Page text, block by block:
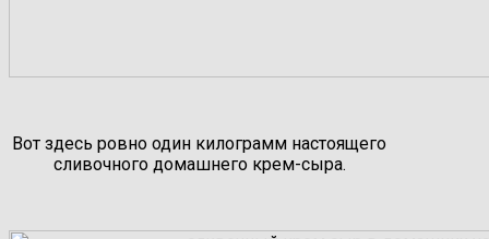
Вот здесь ровно один килограмм настоящего
сливочного домашнего крем-сыра.